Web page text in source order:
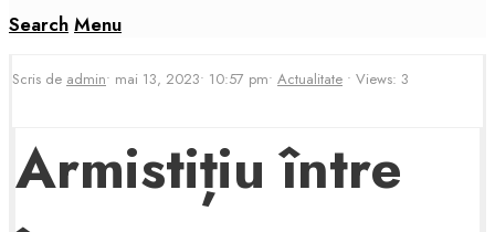
Search Menu
Scris de admin• mai 13, 2023• 10:57 pm• Actualitate • Views: 3
Armistițiu între